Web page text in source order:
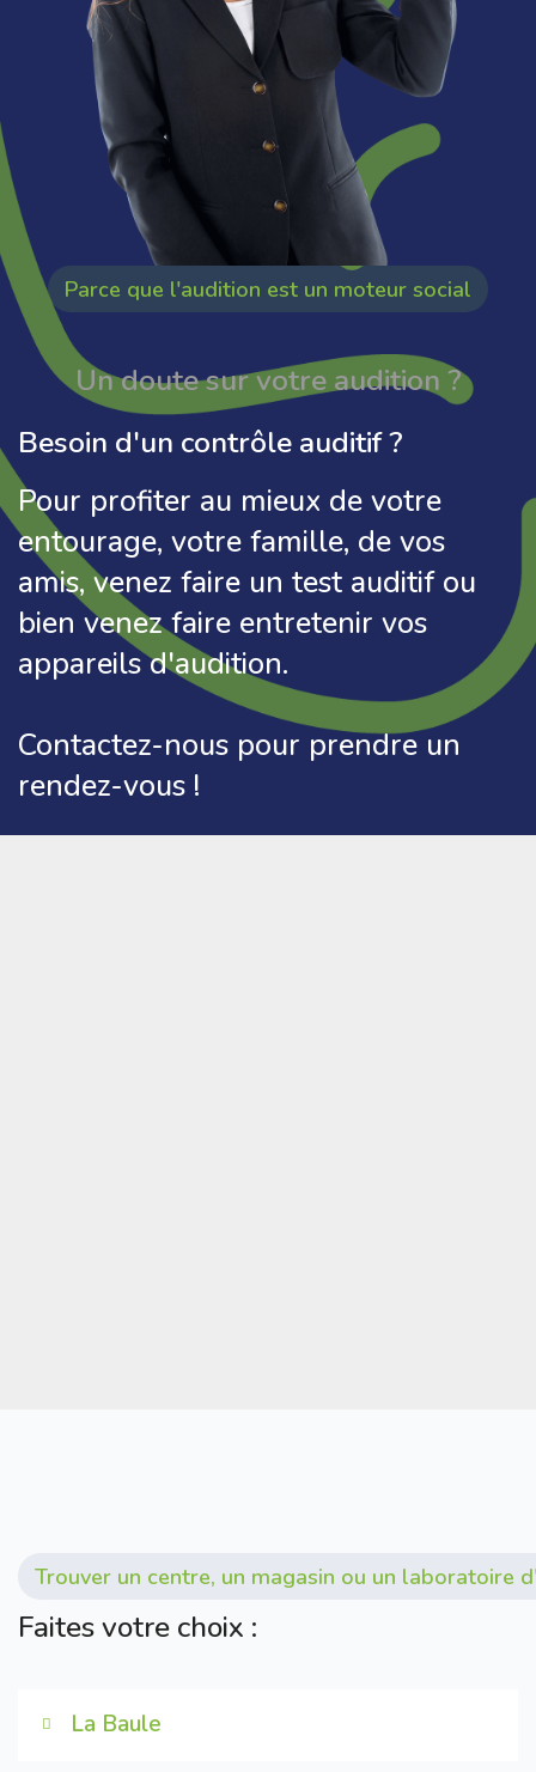
Parce que l'audition est un moteur social
Un doute sur votre audition ?
Besoin d'un contrôle auditif ?
Pour profiter au mieux de votre
entourage, votre famille, de vos
amis, venez faire un test auditif ou
bien venez faire entretenir vos
appareils d'audition.
Contactez-nous pour prendre un
rendez-vous !
Trouver un centre, un magasin ou un laboratoire
Faites votre choix :
La Baule